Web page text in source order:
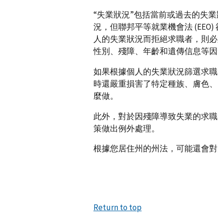
“失業狀況”包括當前或過去的失
況，但聯邦平等就業機會法
人的失業狀況而拒絕求職者，則
性別、殘障、年齡和遺傳信息等
如果根據個人的失業狀況篩選求
時還嚴重損害了特定種族、膚色
麼做。
此外，對於因殘障導致失業的求
策做出例外處理。
根據您居住州的州法，可能還會
Return to top